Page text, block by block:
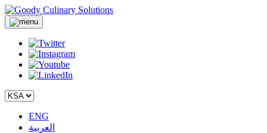
ENG
العربية